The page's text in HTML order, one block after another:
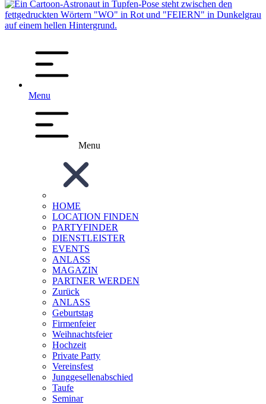
Menu
Menu
HOME
LOCATION FINDEN
PARTYFINDER
DIENSTLEISTER
EVENTS
ANLASS
MAGAZIN
PARTNER WERDEN
Zurück
ANLASS
Geburtstag
Firmenfeier
Weihnachtsfeier
Hochzeit
Private Party
Vereinsfest
Junggesellenabschied
Taufe
Seminar